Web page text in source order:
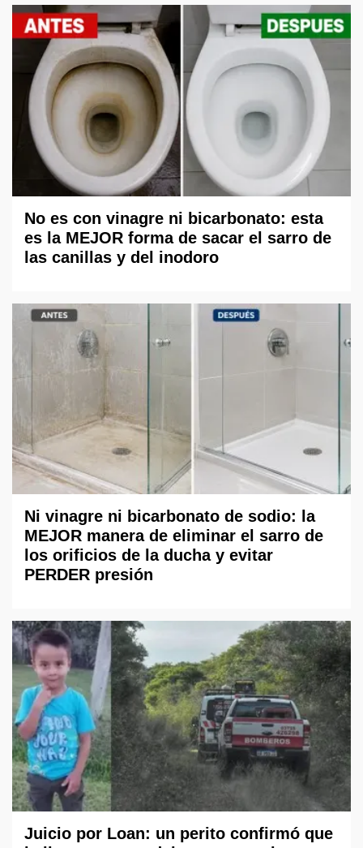
No es con vinagre ni bicarbonato: esta
es la MEJOR forma de sacar el sarro de
las canillas y del inodoro
Ni vinagre ni bicarbonato de sodio: la
MEJOR manera de eliminar el sarro de
los orificios de la ducha y evitar
PERDER presión
Juicio por Loan: un perito confirmó que